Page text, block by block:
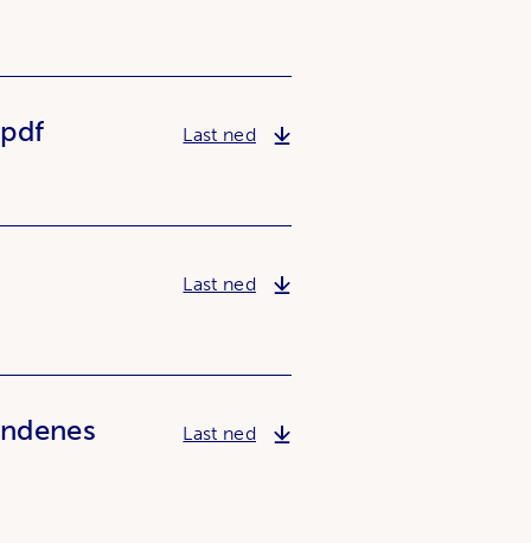
Last nedReguleringsplan 2016-05-27-
Last nedReguleringsplan
Last nedsignert søknad om mudring-